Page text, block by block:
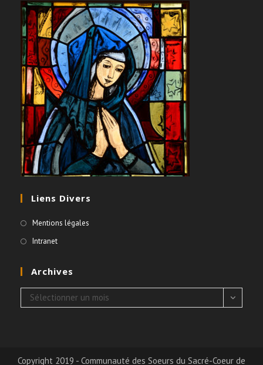
Liens Divers
Mentions légales
Intranet
Archives
Archives
Sélectionner un mois
Copyright 2019 - Communauté des Soeurs du Sacré-Coeur de